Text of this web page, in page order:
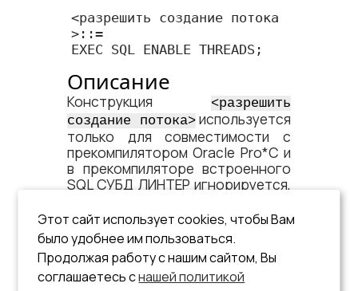
<​разрешить создание потока​
>::=
EXEC SQL ENABLE THREADS;
Описание
Конструкция
<​разрешить
создание потока​> используется
только для совместимости с
прекомпилятором Oracle Pro*C и
в прекомпиляторе встроенного
SQL СУБД ЛИНТЕР игнорируется,
текст программы, то должна
быть первым исполняемым SQL-
оператором в многопоточном
приложении (не в потоках) и
вызываться перед вызовом
Этот сайт использует cookies, чтобы Вам
было удобнее им пользоваться.
Продолжая работу с нашим сайтом, Вы
соглашаетесь снашей политикой